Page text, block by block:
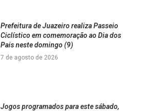
Prefeitura de Juazeiro realiza Passeio
Ciclístico em comemoração ao Dia dos
Pais neste domingo (9)
7 de agosto de 2026
Jogos programados para este sábado,